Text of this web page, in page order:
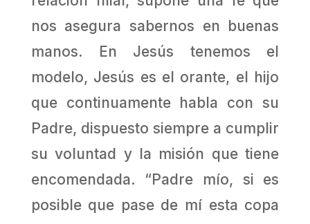
nos asegura sabernos en buenas
manos. En Jesús tenemos el
modelo, Jesús es el orante, el hijo
que continuamente habla con su
Padre, dispuesto siempre a cumplir
su voluntad y la misión que tiene
encomendada. “Padre mío, si es
posible que pase de mí esta copa